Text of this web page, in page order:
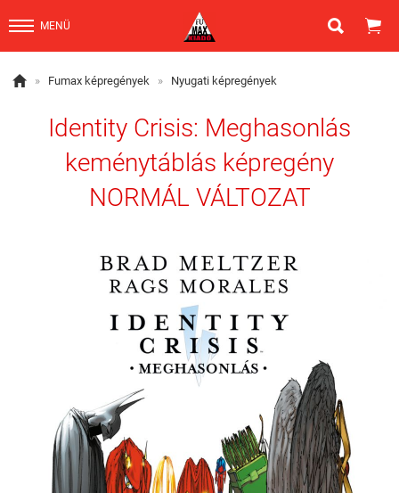
MENÜ  
 » Fumax képregények » Nyugati képregények
Identity Crisis: Meghasonlás
keménytáblás képregény
NORMÁL VÁLTOZAT